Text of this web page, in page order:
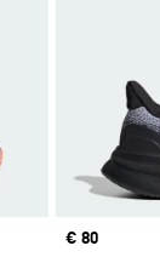
Price
€ 80